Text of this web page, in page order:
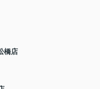
橋店